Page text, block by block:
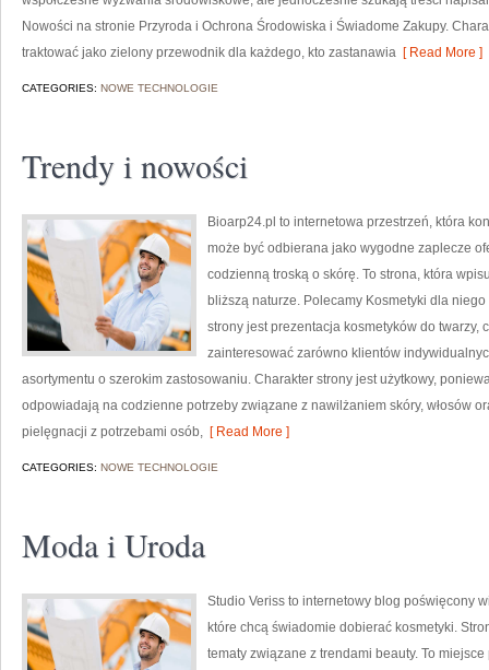
Nowości na stronie Przyroda i Ochrona Środowiska i Świadome Zakupy.
traktować jako zielony przewodnik dla każdego, kto zastanawia [ Read More ]
CATEGORIES: NOWE TECHNOLOGIE
Trendy i nowości
Bioarp24.pl to internetowa przestrzeń, która
może być odbierana jako wygodne zaplecze
codzienną troską o skórę. To strona, która
bliższą naturze. Polecamy Kosmetyki dla
strony jest prezentacja kosmetyków do twarzy,
zainteresować zarówno klientów
asortymentu o szerokim zastosowaniu. Charakter strony jest użytkowy,
odpowiadają na codzienne potrzeby związane z nawilżaniem skóry, włosów
pielęgnacji z potrzebami osób, [ Read More ]
CATEGORIES: NOWE TECHNOLOGIE
Moda i Uroda
Studio Veriss to internetowy blog poświęcony
które chcą świadomie dobierać kosmetyki.
tematy związane z trendami beauty. To